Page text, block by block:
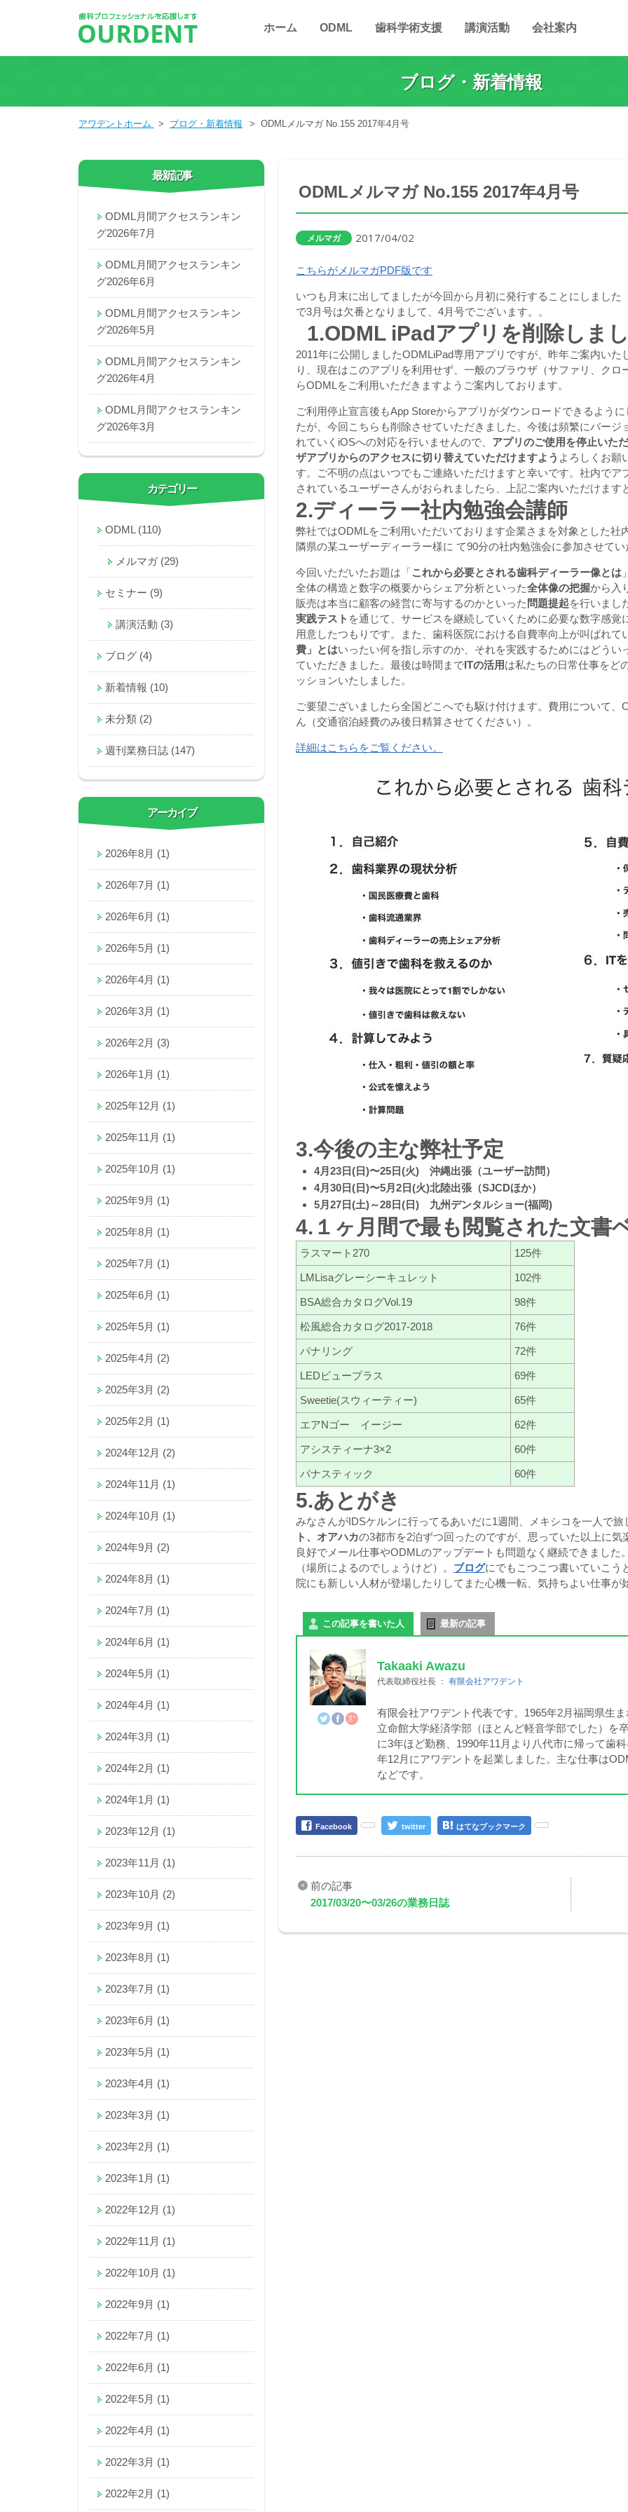
ホーム ODML 歯科学術支援 講演活動 会社案内
ブログ・新着情報
アワデントホーム > ブログ・新着情報 > ODMLメルマガ No.155 2017年4月号
ODMLメルマガ No.155 2017年4月号
メルマガ 2017/04/02
こちらがメルマガPDF版です
いつも月末に出してましたが今回から月初に発行することにしまし
で3月号は欠番となりまして、4月号でございます。。
1.ODML iPadアプリを削除しま
2011年に公開しましたODMLiPad専用アプリですが、昨年ご案内いた
り、現在はこのアプリを利用せず、一般のブラウザ（サファリ、クロ
らODMLをご利用いただきますようご案内しております。
ご利用停止宣言後もApp Storeからアプリがダウンロードできるよう
たが、今回こちらも削除させていただきました。今後は頻繁にバージ
れていくiOSへの対応を行いませんので、 アプリのご使用を停止いた
ザアプリからのアクセスに切り替えていただけますよう よろしくお願
す。ご不明の点はいつでもご連絡いただけますと幸いです。社内でア
されているユーザーさんがおられましたら、上記ご案内いただけます
2.ディーラー社内勉強会講師
弊社ではODMLをご利用いただいております企業さまを対象とした
隣県の某ユーザーディーラー様に て90分の社内勉強会に参加させて
今回いただいたお題は「これから必要とされる歯科ディーラー像とは
全体の構造と数字の概要からシェア分析といった全体像の把握から入
販売は本当に顧客の経営に寄与するのかといった 問題提起を行いまし
実践テスト を通じて、サービスを継続していくために必要な数字感
用意したつもりです。また、歯科医院における自費率向上が叫ばれて
費」とはいったい何を指し示すのか、それを実践するためにはどう
ていただきました。最後は時間までITの活用は私たちの日常仕事をど
ッションいたしました。
ご要望ございましたら全国どこへでも駆け付けます。費用について
ん（交通宿泊経費のみ後日精算させてください）。
詳細はこちらをご覧ください。
3.今後の主な弊社予定
4月23日(日)〜25日(火) 沖縄出張（ユーザー訪問）
4月30日(日)〜5月2日(火)北陸出張（SJCDほか）
5月27日(土)～28日(日) 九州デンタルショー(福岡)
4.１ヶ月間で最も閲覧された文書
ラスマート270 125件
LMLisaグレーシーキュレット 102件
BSA総合カタログVol.19 98件
松風総合カタログ2017-2018 76件
パナリング 72件
LEDビュープラス 69件
Sweetie(スウィーティー) 65件
エアNゴー イージー 62件
アシスティーナ3×2 60件
パナスティック 60件
5.あとがき
みなさんがIDSケルンに行ってるあいだに1週間、メキシコを一人で旅
ト、オアハカの3都市を2泊ずつ回ったのですが、思っていた以上に
良好でメール仕事やODMLのアップデートも問題なく継続できまし
（場所によるのでしょうけど）。 ブログにでもこつこつ書いていこう
院にも新しい人材が登場したりしてまた心機一転、気持ちよい仕事が
この記事を書いた人 最新の記事
Takaaki Awazu
代表取締役社長 ： 有限会社アワデント
有限会社アワデント代表です。1965年2月福岡県生
立命館大学経済学部（ほとんど軽音学部でした）を
に3年ほど勤務、1990年11月より八代市に帰って歯
年12月にアワデントを起業しました。主な仕事は
などです。
Facebook twitter はてなブックマーク
2017/03/20〜03/26の業務日誌
最新記事
ODML月間アクセスランキン
グ2026年7月
ODML月間アクセスランキン
グ2026年6月
ODML月間アクセスランキン
グ2026年5月
ODML月間アクセスランキン
グ2026年4月
ODML月間アクセスランキン
グ2026年3月
カテゴリー
ODML (110)
メルマガ (29)
セミナー (9)
講演活動 (3)
ブログ (4)
新着情報 (10)
未分類 (2)
週刊業務日誌 (147)
アーカイブ
2026年8月 (1)
2026年7月 (1)
2026年6月 (1)
2026年5月 (1)
2026年4月 (1)
2026年3月 (1)
2026年2月 (3)
2026年1月 (1)
2025年12月 (1)
2025年11月 (1)
2025年10月 (1)
2025年9月 (1)
2025年8月 (1)
2025年7月 (1)
2025年6月 (1)
2025年5月 (1)
2025年4月 (2)
2025年3月 (2)
2025年2月 (1)
2024年12月 (2)
2024年11月 (1)
2024年10月 (1)
2024年9月 (2)
2024年8月 (1)
2024年7月 (1)
2024年6月 (1)
2024年5月 (1)
2024年4月 (1)
2024年3月 (1)
2024年2月 (1)
2024年1月 (1)
2023年12月 (1)
2023年11月 (1)
2023年10月 (2)
2023年9月 (1)
2023年8月 (1)
2023年7月 (1)
2023年6月 (1)
2023年5月 (1)
2023年4月 (1)
2023年3月 (1)
2023年2月 (1)
2023年1月 (1)
2022年12月 (1)
2022年11月 (1)
2022年10月 (1)
2022年9月 (1)
2022年7月 (1)
2022年6月 (1)
2022年5月 (1)
2022年4月 (1)
2022年3月 (1)
2022年2月 (1)